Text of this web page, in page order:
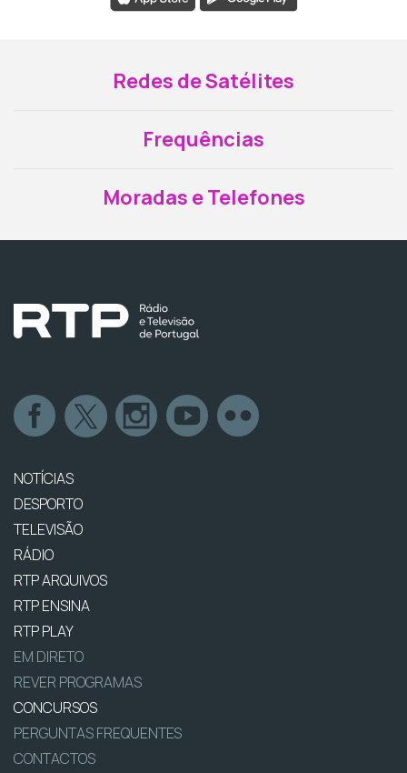
Redes de Satélites
Frequências
Moradas e Telefones
NOTÍCIAS
DESPORTO
TELEVISÃO
RÁDIO
RTP ARQUIVOS
RTP ENSINA
RTP PLAY
EM DIRETO
REVER PROGRAMAS
CONCURSOS
PERGUNTAS FREQUENTES
CONTACTOS